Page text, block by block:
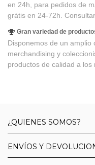
en 24h, para pedidos de
grátis en 24-72h.
Gran variedad de
Disponemos de un amplio
merchandising y
productos de calidad a los
¿QUIENES SOMOS?
ENVÍOS Y